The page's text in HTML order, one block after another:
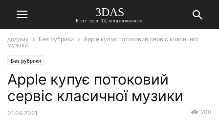
3DAS
Блог про 3Д моделювання
додому Без рубрики
Apple купує потоковий сервіс класичної
музики
Без рубрики
Apple купує потоковий
сервіс класичної музики
01.09.2021 200